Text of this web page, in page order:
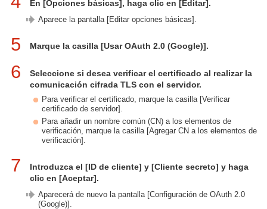
En [Opciones básicas], haga clic en [Editar].
Aparece la pantalla [Editar opciones básicas].
5 Marque la casilla [Usar OAuth 2.0 (Google)].
6
Seleccione si desea verificar el certificado al realizar la
comunicación cifrada TLS con el servidor.
Para verificar el certificado, marque la casilla [Verificar
certificado de servidor].
Para añadir un nombre común (CN) a los elementos de
verificación, marque la casilla [Agregar CN a los elementos de
verificación].
7
Introduzca el [ID de cliente] y [Cliente secreto] y haga
clic en [Aceptar].
Aparecerá de nuevo la pantalla [Configuración de OAuth 2.0
(Google)].